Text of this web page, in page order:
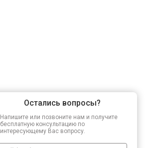
Остались вопросы?
Напишите или позвоните нам и получите
бесплатную консультацию по
интересующему Вас вопросу.